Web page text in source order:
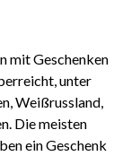
mit Geschenken
unter
Weißrussland,
Die meisten
ein Geschenk